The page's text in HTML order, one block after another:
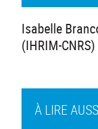
À LIRE
Isabelle
(IHRIM-CNRS)